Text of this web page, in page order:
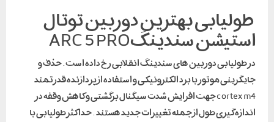
طولیابی بهترین دوربین توتال
استیشن سندینگARC 5 PRO
در طولیابی دوربین های سندینگ انقلابی رخ داده است . حذف و
جایگزینی موتور با برد الکترونیکی و استفاده از پردازنده قدرتمند
cortex m4 جهت افزایش شدت سیگنال برگشتی و کاهش وقفه در
اندازه گیری طول از جمله تغییرات جدید هستند . حداکثر طولیابی با